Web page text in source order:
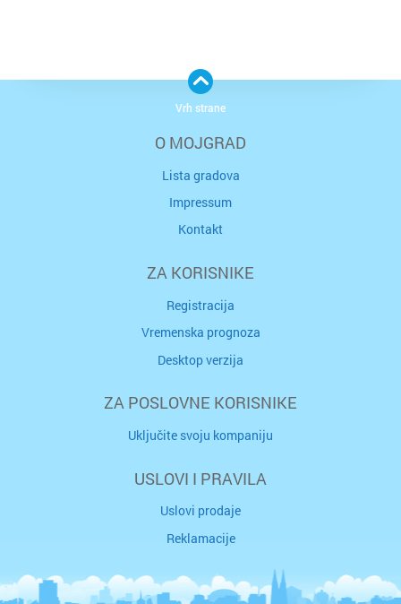
O MOJGRAD
Lista gradova
Impressum
Kontakt
ZA KORISNIKE
Registracija
Vremenska prognoza
Desktop verzija
ZA POSLOVNE KORISNIKE
Uključite svoju kompaniju
USLOVI I PRAVILA
Uslovi prodaje
Reklamacije
Vrh strane